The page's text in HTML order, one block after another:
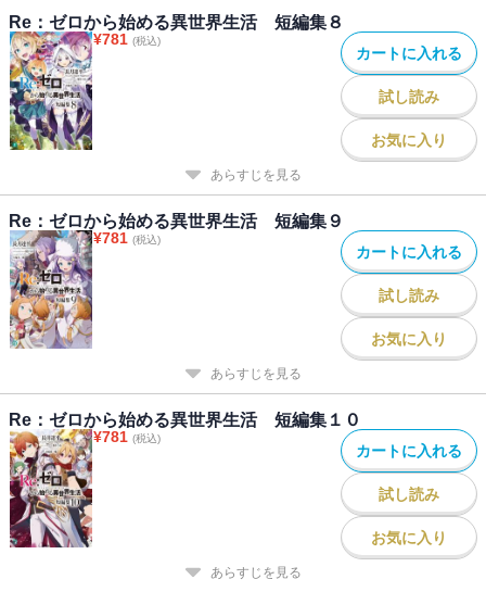
Re：ゼロから始める異世界生活 短編集８
¥781 (税込)
カートに入れる
試し読み
お気に入り
あらすじを見る
Re：ゼロから始める異世界生活 短編集９
¥781 (税込)
カートに入れる
試し読み
お気に入り
あらすじを見る
Re：ゼロから始める異世界生活 短編集１０
¥781 (税込)
カートに入れる
試し読み
お気に入り
あらすじを見る